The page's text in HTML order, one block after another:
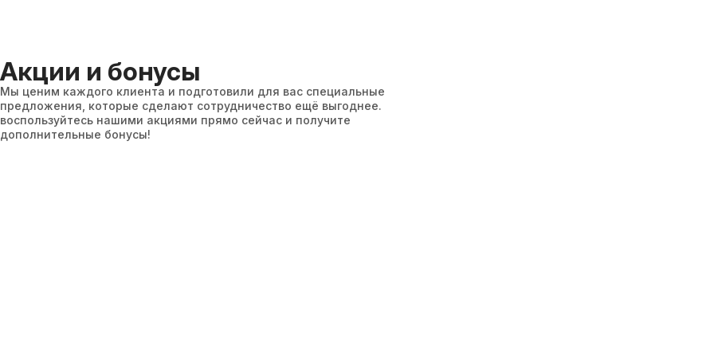
Акции и бонусы
Мы ценим каждого клиента и подготовили для вас специальные
предложения, которые сделают сотрудничество ещё выгоднее.
воспользуйтесь нашими акциями прямо сейчас и получите
дополнительные бонусы!